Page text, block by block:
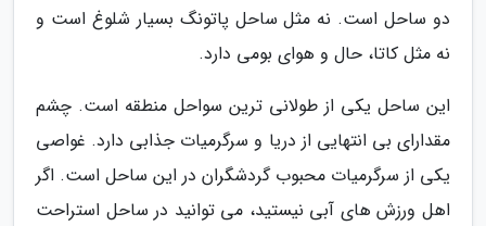
دو ساحل است. نه مثل ساحل پاتونگ بسیار شلوغ است و
نه مثل کاتا، حال و هوای بومی دارد.
این ساحل یکی از طولانی ترین سواحل منطقه است. چشم
مقدارای بی انتهایی از دریا و سرگرمیات جذابی دارد. غواصی
یکی از سرگرمیات محبوب گردشگران در این ساحل است. اگر
اهل ورزش های آبی نیستید، می توانید در ساحل استراحت